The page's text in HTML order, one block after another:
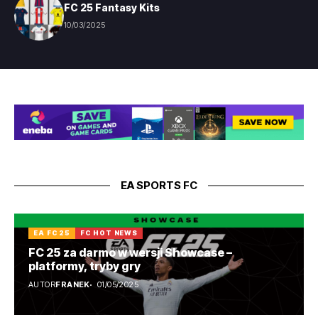
FC 25 Fantasy Kits
10/03/2025
EA SPORTS FC
EA FC 25 FC HOT NEWS
FC 25 za darmo w wersji Showcase –
platformy, tryby gry
AUTORFRANEK 01/05/2025